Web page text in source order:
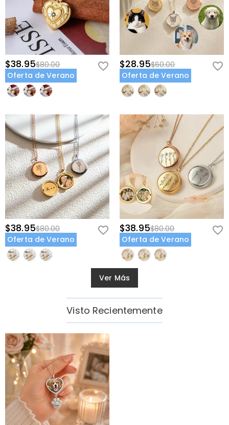
de mascota hoy y crea un recuerdo que celebre tu conexión única.
Información de collar
Material: Cobre
$38.95$80.00
Oferta de Verano
$28.95$60.00
Oferta de Verano
$38.95$80.00
Oferta de Verano
$38.95$80.00
Oferta de Verano
Ver Más
Visto Recientemente